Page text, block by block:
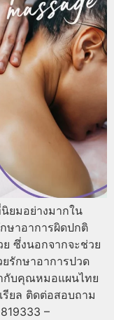
ยมอย่างมากใน
ษาอาการผิดปกติ
ย ซึ่งนอกจากจะช่วย
รักษาอาการปวด
กับคุณหมอแผนไทย
รียล ติดต่อสอบถาม
–